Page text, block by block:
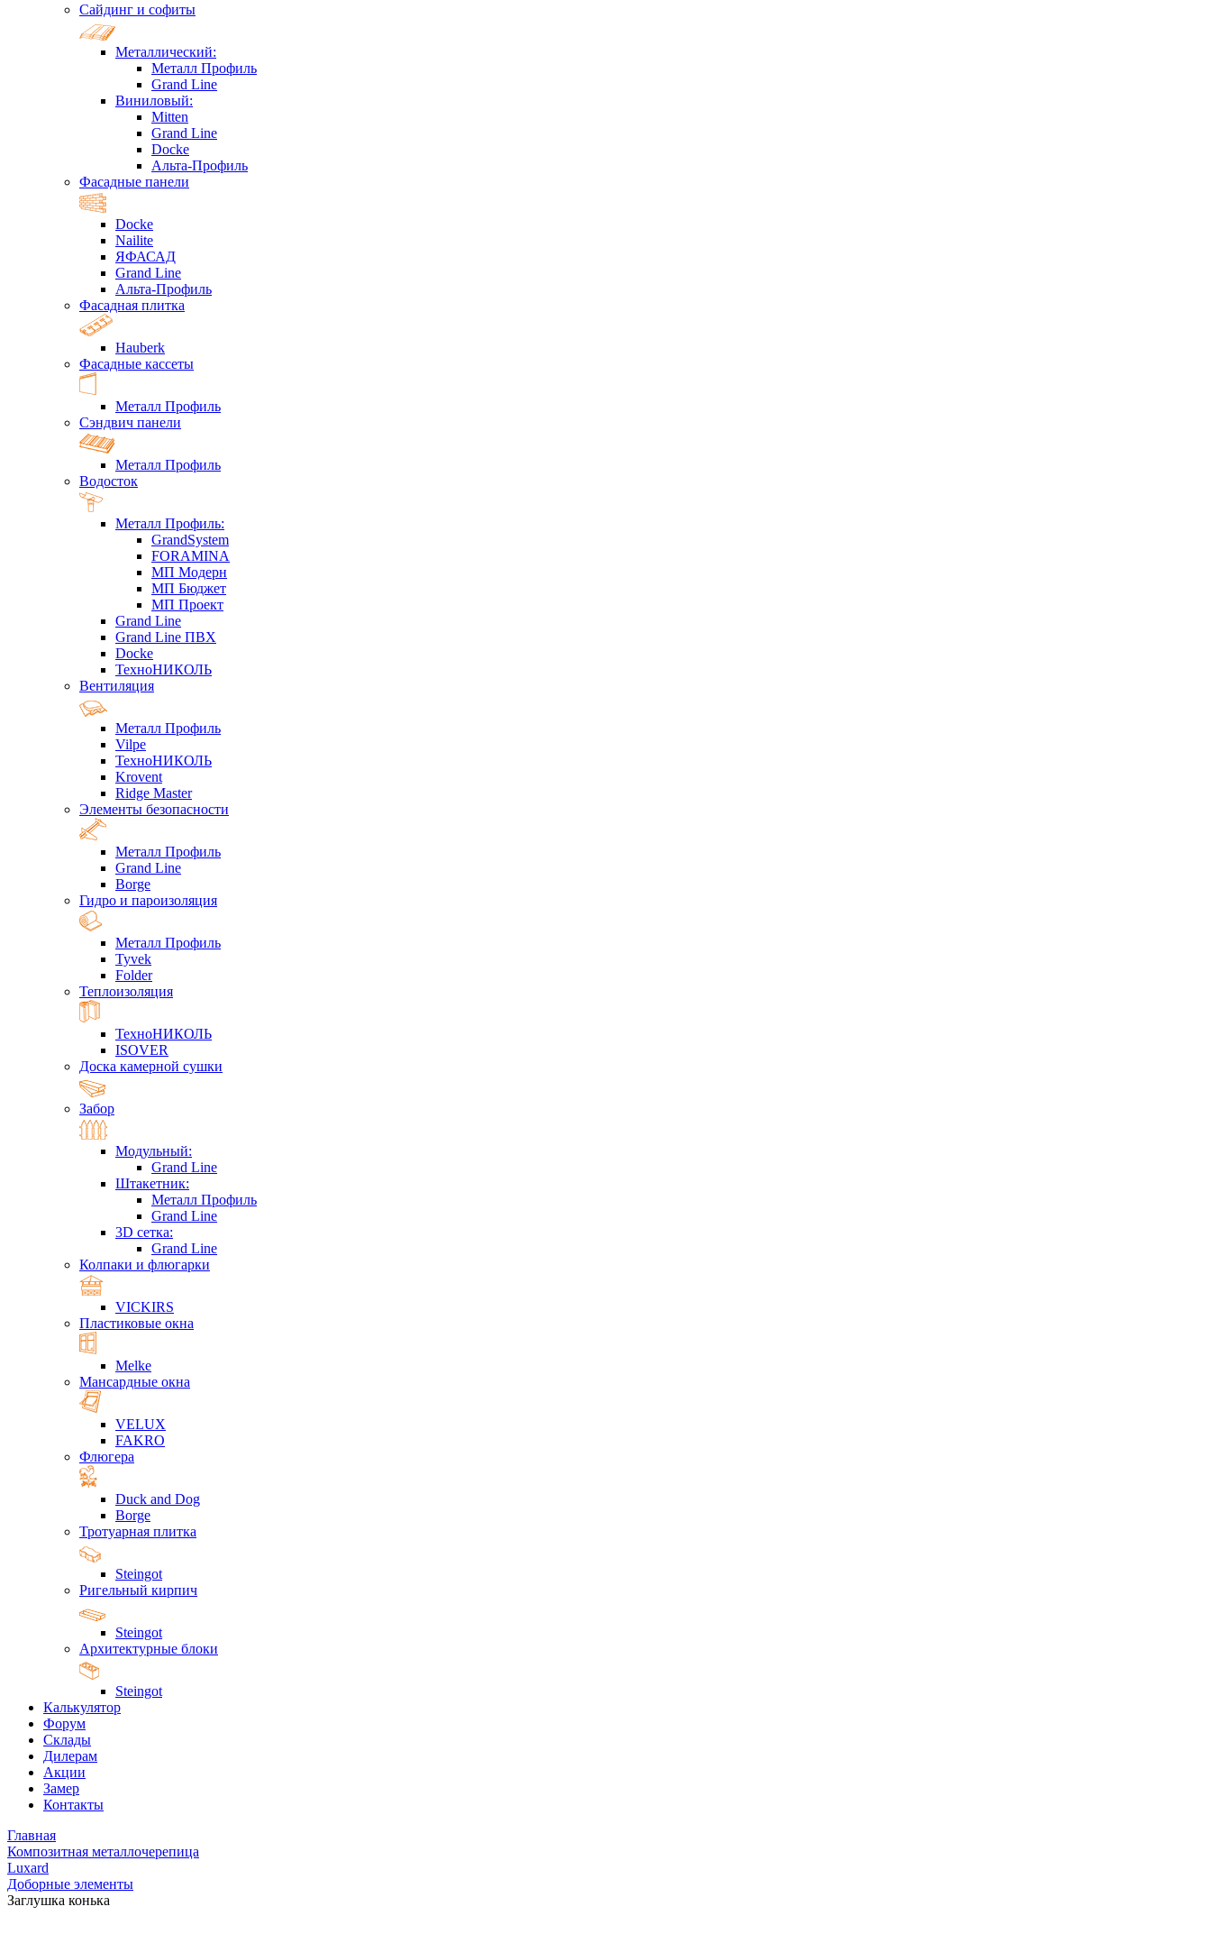
Сайдинг и софиты
Металлический:
Металл Профиль
Grand Line
Виниловый:
Mitten
Grand Line
Docke
Альта-Профиль
Фасадные панели
Docke
Nailite
ЯФАСАД
Grand Line
Альта-Профиль
Фасадная плитка
Hauberk
Фасадные кассеты
Металл Профиль
Сэндвич панели
Металл Профиль
Водосток
Металл Профиль:
GrandSystem
FORAMINA
МП Модерн
МП Бюджет
МП Проект
Grand Line
Grand Line ПВХ
Docke
ТехноНИКОЛЬ
Вентиляция
Металл Профиль
Vilpe
ТехноНИКОЛЬ
Krovent
Ridge Master
Элементы безопасности
Металл Профиль
Grand Line
Borge
Гидро и пароизоляция
Металл Профиль
Tyvek
Folder
Теплоизоляция
ТехноНИКОЛЬ
ISOVER
Доска камерной сушки
Забор
Модульный:
Grand Line
Штакетник:
Металл Профиль
Grand Line
3D сетка:
Grand Line
Колпаки и флюгарки
VICKIRS
Пластиковые окна
Melke
Мансардные окна
VELUX
FAKRO
Флюгера
Duck and Dog
Borge
Тротуарная плитка
Steingot
Ригельный кирпич
Steingot
Архитектурные блоки
Steingot
Калькулятор
Форум
Склады
Дилерам
Акции
Замер
Контакты
Главная
Композитная металлочерепица
Luxard
Доборные элементы
Заглушка конька